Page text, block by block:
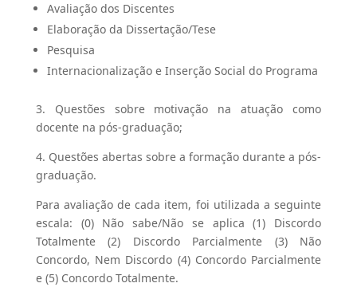
Avaliação dos Discentes
Elaboração da Dissertação/Tese
Pesquisa
Internacionalização e Inserção Social do Programa
3. Questões sobre motivação na atuação como
docente na pós-graduação;
4. Questões abertas sobre a formação durante a pós-
graduação.
Para avaliação de cada item, foi utilizada a seguinte
escala: (0) Não sabe/Não se aplica (1) Discordo
Totalmente (2) Discordo Parcialmente (3) Não
Concordo, Nem Discordo (4) Concordo Parcialmente
e (5) Concordo Totalmente.